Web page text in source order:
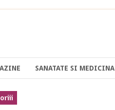
SANATATE SI MEDICINA